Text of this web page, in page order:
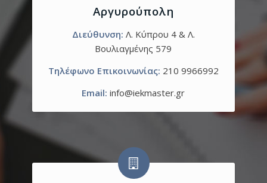
Αργυρούπολη
Διεύθυνση: Λ. Κύπρου 4 & Λ.
Βουλιαγμένης 579
Τηλέφωνο Επικοινωνίας: 210 9966992
Email: info@iekmaster.gr